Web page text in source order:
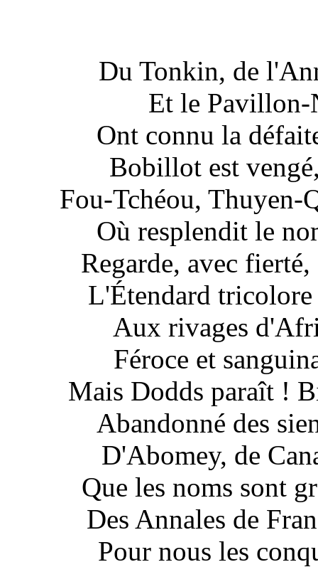
Du Tonkin, de
Et le Pavillon-
Ont connu la
Bobillot est
Fou-Tchéou, Thuyen-
Où resplendit le
Regarde, avec
L'Étendard
Aux rivages
Féroce et
Mais Dodds paraît !
Abandonné des
D'Abomey, de
Que les noms sont
Des Annales de
Pour nous les